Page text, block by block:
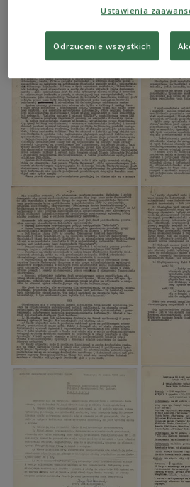
Ustawienia
Odrzucenie wszystkich